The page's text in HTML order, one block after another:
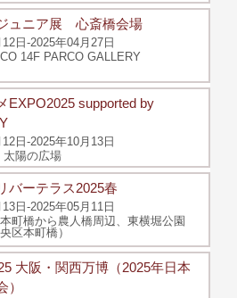
ュニア展 心斎橋会場
日-2025年04月27日
14F PARCO GALLERY
EXPO2025 supported by
日-2025年10月13日
太陽の広場
バーテラス2025春
日-2025年05月11日
町橋から農人橋周辺、東横堀公園
区本町橋）
大阪・関西万博（2025年日本
）